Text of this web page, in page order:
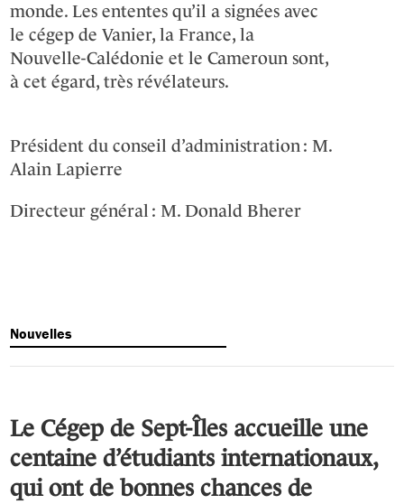
monde. Les ententes qu’il a signées avec
le cégep de Vanier, la France, la
Nouvelle-Calédonie et le Cameroun sont,
à cet égard, très révélateurs.
Président du conseil d’administration : M.
Alain Lapierre
Directeur général : M. Donald Bherer
Nouvelles
Le Cégep de Sept-Îles accueille une
centaine d’étudiants internationaux,
qui ont de bonnes chances de